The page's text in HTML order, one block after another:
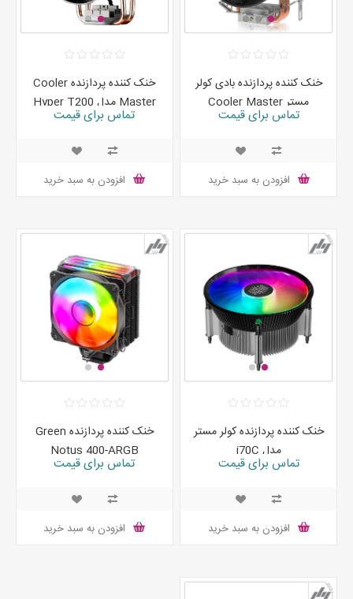
خنک کننده پردازنده بادی کولر
مستر Cooler Master
Hyper T20
تماس برای قیمت
افزودن به سبد خرید
خنک کننده پردازنده Cooler
Master مدل Hyper T200
تماس برای قیمت
افزودن به سبد خرید
خنک کننده پردازنده کولر مستر
مدل i70C
تماس برای قیمت
افزودن به سبد خرید
خنک کننده پردازنده Green
Notus 400-ARGB
تماس برای قیمت
افزودن به سبد خرید